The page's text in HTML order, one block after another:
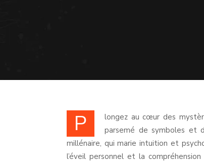
P
longez au cœur des
parsemé de symboles et
millénaire, qui marie intuition et
l’éveil personnel et la